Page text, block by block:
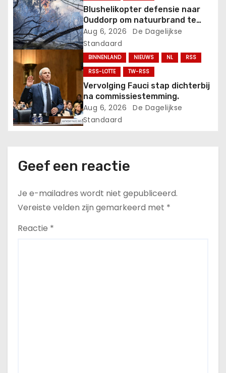
t
i
e
Blushelikopter defensie naar
Ouddorp om natuurbrand te
bestrijden.
Aug 6, 2026
De Dagelijkse
Standaard
BINNENLAND NIEUWS NL
RSS
RSS-LOTTE
TW-RSS
Vervolging Fauci stap dichterbij
na commissiestemming.
Aug 6, 2026
De Dagelijkse
Standaard
Geef een reactie
Je e-mailadres wordt niet gepubliceerd.
Vereiste velden zijn gemarkeerd met *
Reactie *